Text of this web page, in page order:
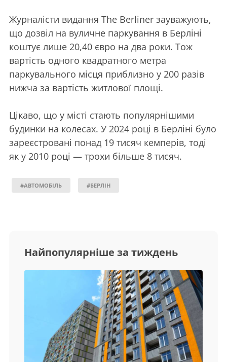
Журналісти видання The Berliner зауважують,
що дозвіл на вуличне паркування в Берліні
коштує лише 20,40 євро на два роки. Тож
вартість одного квадратного метра
паркувального місця приблизно у 200 разів
нижча за вартість житлової площі.
Цікаво, що у місті стають популярнішими
будинки на колесах. У 2024 році в Берліні було
зареєстровані понад 19 тисяч кемперів, тоді
як у 2010 році — трохи більше 8 тисяч.
#АВТОМОБІЛЬ #БЕРЛІН
Найпопулярніше за тиждень